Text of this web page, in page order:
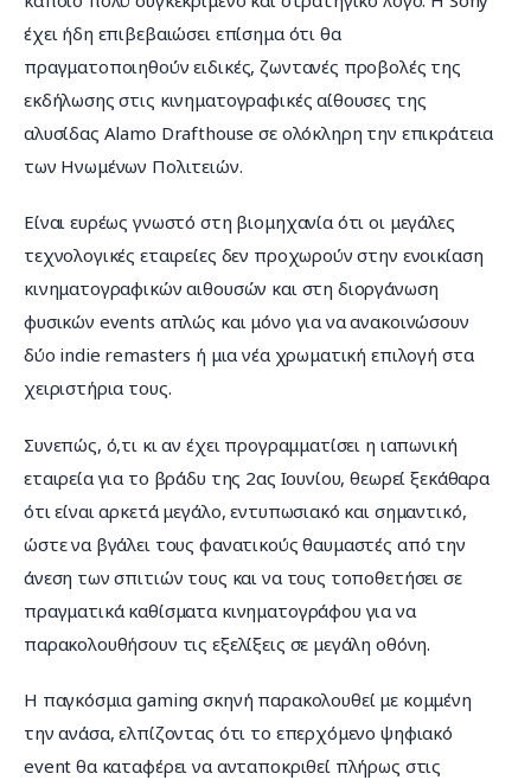
έχει ήδη επιβεβαιώσει επίσημα ότι θα
πραγματοποιηθούν ειδικές, ζωντανές προβολές της
εκδήλωσης στις κινηματογραφικές αίθουσες της
αλυσίδας Alamo Drafthouse σε ολόκληρη την επικράτεια
των Ηνωμένων Πολιτειών.
Είναι ευρέως γνωστό στη βιομηχανία ότι οι μεγάλες
τεχνολογικές εταιρείες δεν προχωρούν στην ενοικίαση
κινηματογραφικών αιθουσών και στη διοργάνωση
φυσικών events απλώς και μόνο για να ανακοινώσουν
δύο indie remasters ή μια νέα χρωματική επιλογή στα
χειριστήρια τους.
Συνεπώς, ό,τι κι αν έχει προγραμματίσει η ιαπωνική
εταιρεία για το βράδυ της 2ας Ιουνίου, θεωρεί ξεκάθαρα
ότι είναι αρκετά μεγάλο, εντυπωσιακό και σημαντικό,
ώστε να βγάλει τους φανατικούς θαυμαστές από την
άνεση των σπιτιών τους και να τους τοποθετήσει σε
πραγματικά καθίσματα κινηματογράφου για να
παρακολουθήσουν τις εξελίξεις σε μεγάλη οθόνη.
Η παγκόσμια gaming σκηνή παρακολουθεί με κομμένη
την ανάσα, ελπίζοντας ότι το επερχόμενο ψηφιακό
event θα καταφέρει να ανταποκριθεί πλήρως στις